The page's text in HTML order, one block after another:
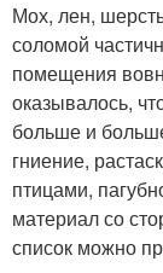
Мох, лен,
соломой
помещения
оказывалось,
больше и
гниение,
птицами,
материал со
список можно